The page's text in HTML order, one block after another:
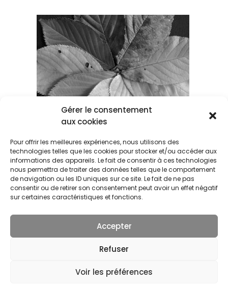
Gérer le consentement
aux cookies
Pour offrir les meilleures expériences, nous utilisons des
technologies telles que les cookies pour stocker et/ou accéder aux
informations des appareils. Le fait de consentir à ces technologies
nous permettra de traiter des données telles que le comportement
de navigation ou les ID uniques sur ce site. Le fait de ne pas
consentir ou de retirer son consentement peut avoir un effet négatif
sur certaines caractéristiques et fonctions.
Accepter
Refuser
Voir les préférences
© 2026 Séverine MIRANDA. | Tous droits réservés.